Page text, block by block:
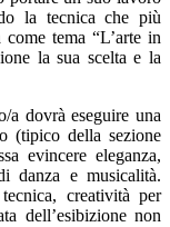
la tecnica che più
tema “L’arte in
la sua scelta e la
a dovrà eseguire una
(tipico della sezione
evincere eleganza,
danza e musicalità.
creatività per
dell’esibizione non